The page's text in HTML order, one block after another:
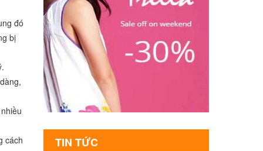
đó
bị
cách
TIN TỨC